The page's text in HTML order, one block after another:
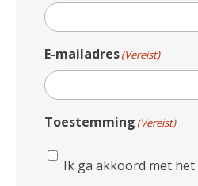
E-mailadres(Vereist)
Toestemming (Vereist)
Ik ga akkoord met het